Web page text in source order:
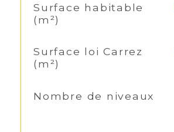
Surface habitable
(m²)
Surface loi Carrez
(m²)
Nombre de niveaux